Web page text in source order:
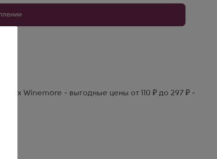
Winemore - выгодные цены от 110 ₽ до 297 ₽ -